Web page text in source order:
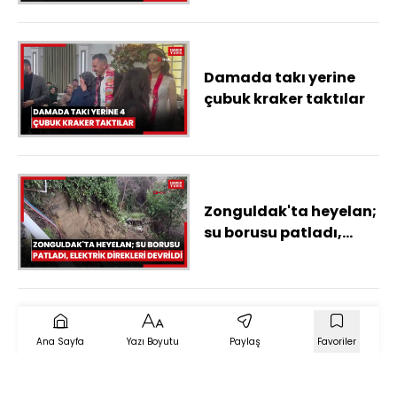
Damada takı yerine
çubuk kraker taktılar
Zonguldak'ta heyelan;
su borusu patladı,
Ana Sayfa Yazı Boyutu Paylaş Favoriler